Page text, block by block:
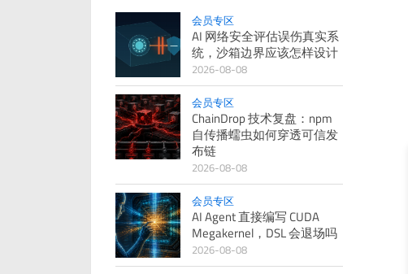
会员专区
AI 网络安全评估误伤真实系
统，沙箱边界应该怎样设计
2026-08-08
会员专区
ChainDrop 技术复盘：npm
自传播蠕虫如何穿透可信发
布链
2026-08-08
会员专区
AI Agent 直接编写 CUDA
Megakernel，DSL 会退场吗
2026-08-08